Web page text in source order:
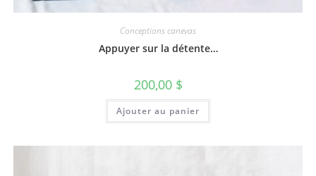
Conceptions canevas
Appuyer sur la détente…
200,00 $
Ajouter au panier